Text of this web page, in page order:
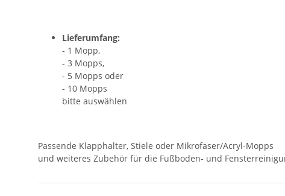
Lieferumfang:
- 1 Mopp,
- 3 Mopps,
- 5 Mopps oder
- 10 Mopps
bitte auswählen
Passende Klapphalter, Stiele oder Mikrofaser/Acryl-Mopps
und weiteres Zubehör für die Fußboden- und